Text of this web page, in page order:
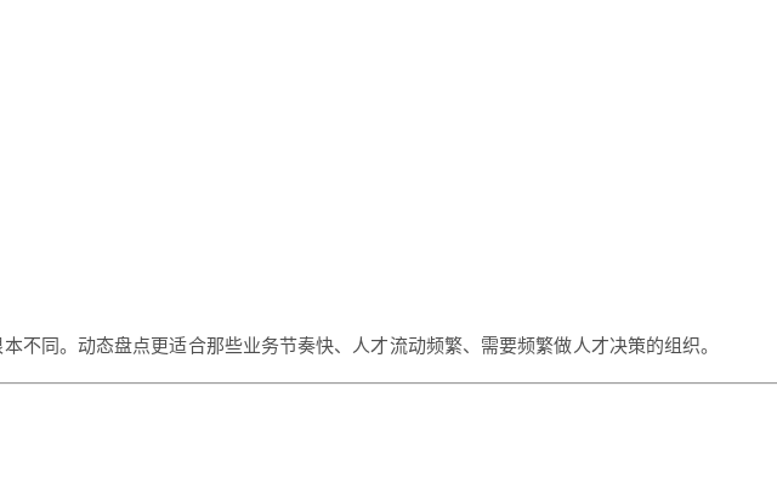
不同。动态盘点更适合那些业务节奏快、人才流动频繁、需要频繁做人才决策的组织。